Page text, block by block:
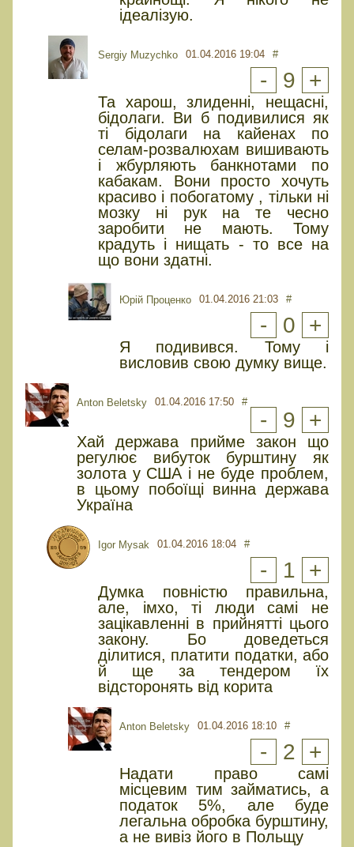
ідеалізую.
Sergiy Muzychko 01.04.2016 19:04 #
- 9 +
Та харош, злиденні, нещасні,
бідолаги. Ви б подивилися як
ті бідолаги на кайенах по
селам-розвалюхам вишивають
і жбурляють банкнотами по
кабакам. Вони просто хочуть
красиво і побогатому , тільки ні
мозку ні рук на те чесно
заробити не мають. Тому
крадуть і нищать - то все на
що вони здатні.
Юрiй Проценко 01.04.2016 21:03 #
- 0 +
Я подивився. Тому і
висловив свою думку вище.
Anton Beletsky 01.04.2016 17:50 #
- 9 +
Хай держава прийме закон що
регулює вибуток бурштину як
золота у США і не буде проблем,
в цьому побоїщі винна держава
Україна
Igor Mysak 01.04.2016 18:04 #
- 1 +
Думка повністю правильна,
але, імхо, ті люди самі не
зацікавленні в прийнятті цього
закону. Бо доведеться
ділитися, платити податки, або
й ще за тендером їх
відсторонять від корита
Anton Beletsky 01.04.2016 18:10 #
- 2 +
Надати право самі
місцевим тим займатись, а
податок 5%, але буде
легальна обробка бурштину,
а не вивіз його в Польщу